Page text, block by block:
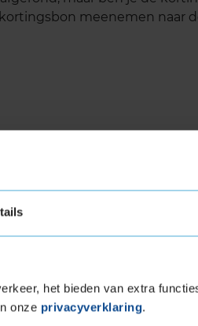
het bieden van extra
onze privacyverklaring.
meenemen naar